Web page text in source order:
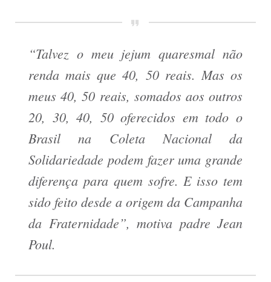
“Talvez o meu jejum quaresmal não
renda mais que 40, 50 reais. Mas os
meus 40, 50 reais, somados aos outros
20, 30, 40, 50 oferecidos em todo o
Brasil na Coleta Nacional da
Solidariedade podem fazer uma grande
diferença para quem sofre. E isso tem
sido feito desde a origem da Campanha
da Fraternidade”, motiva padre Jean
Poul.